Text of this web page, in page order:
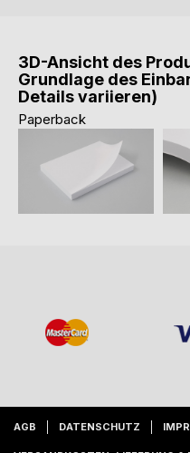
3D-Ansicht des
Grundlage des
Details variieren)
Paperback
AGB DATENSCHUTZ